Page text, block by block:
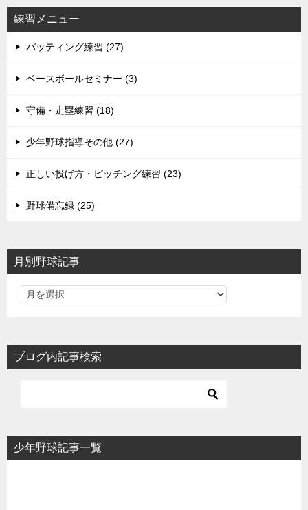
練習メニュー
バッティング練習 (27)
ベースボールセミナー (3)
守備・走塁練習 (18)
少年野球指導その他 (27)
正しい投げ方・ピッチング練習 (23)
野球備忘録 (25)
月別野球記事
ブログ内記事検索
少年野球記事一覧